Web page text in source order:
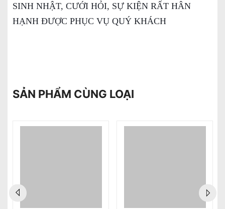
SINH NHẬT, CƯỚI HỎI, SỰ KIỆN RẤT HÂN
HẠNH ĐƯỢC PHỤC VỤ QUÝ KHÁCH
SẢN PHẨM CÙNG LOẠI